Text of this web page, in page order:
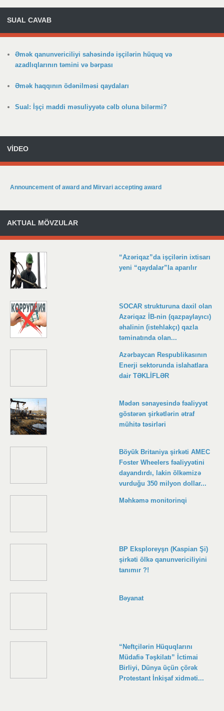
SUAL CAVAB
Əmək qanunvericiliyi sahəsində işçilərin hüquq və
azadlıqlarının təmini və bərpası
Əmək haqqının ödənilməsi qaydaları
Sual: İşçi maddi məsuliyyətə cəlb oluna bilərmi?
VİDEO
Announcement of award and Mirvari accepting award
AKTUAL MÖVZULAR
“Azəriqaz”da işçilərin ixtisarı
yeni “qaydalar”la aparılır
SOCAR strukturuna daxil olan
Azəriqaz İB-nin (qazpaylayıcı)
əhalinin (istehlakçı) qazla
təminatında olan...
Azərbaycan Respublikasının
Enerji sektorunda islahatlara
dair TƏKLİFLƏR
Mədən sənayesində fəaliyyət
göstərən şirkətlərin ətraf
mühitə təsirləri
Böyük Britaniya şirkəti AMEC
Foster Wheelers fəaliyyətini
dayandırdı, lakin ölkəmizə
vurduğu 350 milyon dollar...
Məhkəmə monitorinqi
BP Eksploreyşn (Kaspian Şi)
şirkəti ölkə qanunvericiliyini
tanımır ?!
Bəyanat
“Neftçilərin Hüquqlarını
Müdafiə Təşkilatı” İctimai
Birliyi, Dünya üçün çörək
Protestant İnkişaf xidməti...